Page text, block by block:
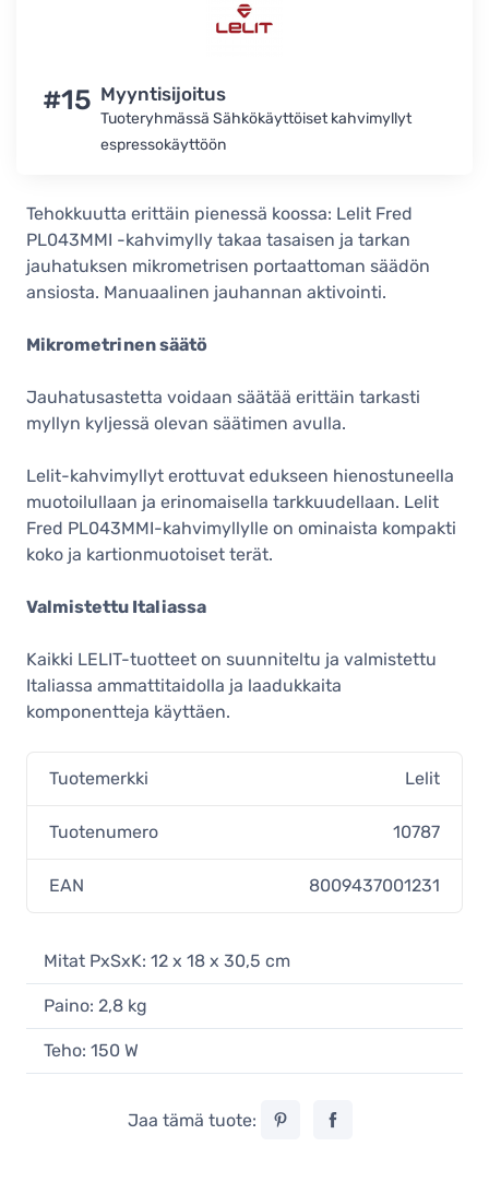
#15 Myyntisijoitus
Tuoteryhmässä Sähkökäyttöiset kahvimyllyt
espressokäyttöön
Tehokkuutta erittäin pienessä koossa: Lelit Fred
PL043MMI -kahvimylly takaa tasaisen ja tarkan
jauhatuksen mikrometrisen portaattoman säädön
ansiosta. Manuaalinen jauhannan aktivointi.
Mikrometrinen säätö
Jauhatusastetta voidaan säätää erittäin tarkasti
myllyn kyljessä olevan säätimen avulla.
Lelit-kahvimyllyt erottuvat edukseen hienostuneella
muotoilullaan ​​ja erinomaisella tarkkuudellaan. Lelit
Fred PL043MMI-kahvimyllylle on ominaista kompakti
koko ja kartionmuotoiset terät.
Valmistettu Italiassa
Kaikki LELIT-tuotteet on suunniteltu ja valmistettu
Italiassa ammattitaidolla ja laadukkaita
komponentteja käyttäen.
Tuotemerkki Lelit
Tuotenumero 10787
EAN 8009437001231
Mitat PxSxK: 12 x 18 x 30,5 cm
Paino: 2,8 kg
Teho: 150 W
Jaa tämä tuote: